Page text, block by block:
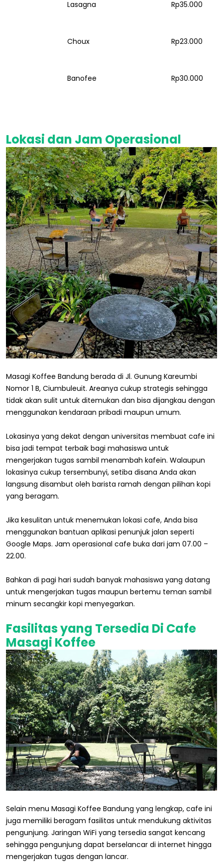
Lasagna Rp35.000
Choux Rp23.000
Banofee Rp30.000
Lokasi dan Jam Operasional
Masagi Koffee Bandung berada di Jl. Gunung Kareumbi
Nomor 1 B, Ciumbuleuit. Areanya cukup strategis sehingga
tidak akan sulit untuk ditemukan dan bisa dijangkau dengan
menggunakan kendaraan pribadi maupun umum.
Lokasinya yang dekat dengan universitas membuat cafe ini
bisa jadi tempat terbaik bagi mahasiswa untuk
mengerjakan tugas sambil menambah kafein. Walaupun
lokasinya cukup tersembunyi, setiba disana Anda akan
langsung disambut oleh barista ramah dengan pilihan kopi
yang beragam.
Jika kesulitan untuk menemukan lokasi cafe, Anda bisa
menggunakan bantuan aplikasi penunjuk jalan seperti
Google Maps. Jam operasional cafe buka dari jam 07.00 –
22.00.
Bahkan di pagi hari sudah banyak mahasiswa yang datang
untuk mengerjakan tugas maupun bertemu teman sambil
minum secangkir kopi menyegarkan.
Fasilitas yang Tersedia Di Cafe
Masagi Koffee
Selain menu Masagi Koffee Bandung yang lengkap, cafe ini
juga memiliki beragam fasilitas untuk mendukung aktivitas
pengunjung. Jaringan WiFi yang tersedia sangat kencang
sehingga pengunjung dapat berselancar di internet hingga
mengerjakan tugas dengan lancar.